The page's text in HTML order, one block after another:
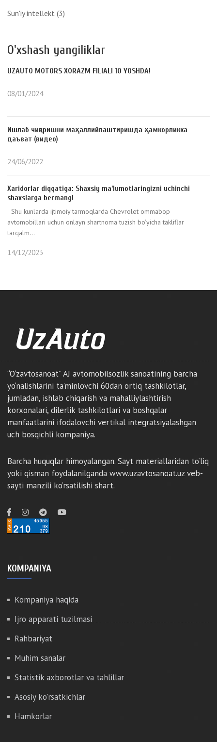
Sun'iy intellekt (3)
O'xshash yangiliklar
UZAUTO MOTORS XORAZM FILIALI 10 YOSHDA!
08/01/2024
Ишлаб чиқаришни маҳаллийлаштиришда ҳамкорликка
даъват (видео)
24/06/2022
Xaridorlar diqqatiga: Shaxsiy ma’lumotlaringizni uchinchi
shaxslarga bermang!
Shu kunlarda ijtimoiy tarmoqlarda Chevrolet ommabop
avtomobillari uchun onlayn shartnoma tuzish bo‘yicha takliflar
tarqalm...
14/12/2023
“O‘zavtosanoat” AJ avtomobilsozlik sanoatining barcha
yo‘nalishlarini ta’minlovchi 60dan ortiq tashkilotlar,
jumladan, ishlab chiqarish va mahalliylashtirish
korxonalari, dilerlik tashkilotlari va boshqalar
manfaatlarini ifodalovchi vertikal integratsiyalashgan
uch bosqichli kompaniya.
Barcha huquqlar himoyalangan. Sayt materiallaridan to‘liq
yoki qisman foydalanilganda www.uzavtosanoat.uz veb-
sayti manzili ko‘rsatilishi shart.
KOMPANIYA
Kompaniya haqida
Ijro apparati tuzilmasi
Rahbariyat
Muhim sanalar
Statistik axborotlar va tahlillar
Asosiy ko'rsatkichlar
Hamkorlar